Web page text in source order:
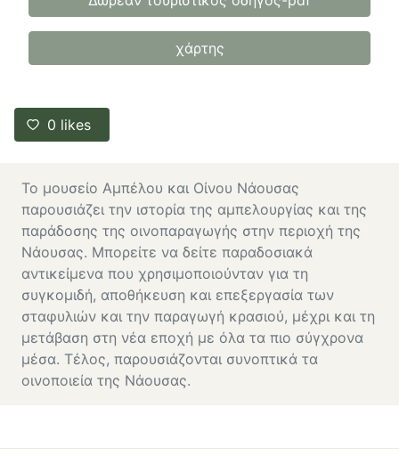
χάρτης
0 likes
Το μουσείο Αμπέλου και Οίνου Νάουσας
παρουσιάζει την ιστορία της αμπελουργίας και της
παράδοσης της οινοπαραγωγής στην περιοχή της
Νάουσας. Μπορείτε να δείτε παραδοσιακά
αντικείμενα που χρησιμοποιούνταν για τη
συγκομιδή, αποθήκευση και επεξεργασία των
σταφυλιών και την παραγωγή κρασιού, μέχρι και τη
μετάβαση στη νέα εποχή με όλα τα πιο σύγχρονα
μέσα. Τέλος, παρουσιάζονται συνοπτικά τα
οινοποιεία της Νάουσας.